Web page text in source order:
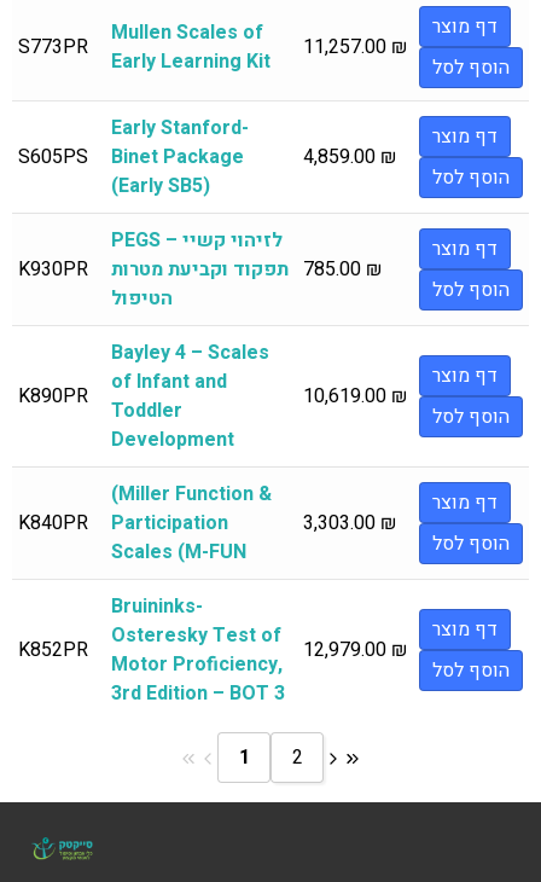
S773PR
Mullen Scales of
Early Learning Kit
11,257.00 ₪
דף מוצר
הוסף לסל
S605PS
Early Stanford-
Binet Package
(Early SB5)
4,859.00 ₪
דף מוצר
הוסף לסל
K930PR
PEGS – לזיהוי קשיי
תפקוד וקביעת מטרות
הטיפול
785.00 ₪
דף מוצר
הוסף לסל
K890PR
Bayley 4 – Scales
of Infant and
Toddler
Development
10,619.00 ₪
דף מוצר
הוסף לסל
K840PR
(Miller Function &
Participation
Scales (M-FUN
3,303.00 ₪
דף מוצר
הוסף לסל
K852PR
Bruininks-
Osteresky Test of
Motor Proficiency,
3rd Edition – BOT 3
12,979.00 ₪
דף מוצר
הוסף לסל
1 2